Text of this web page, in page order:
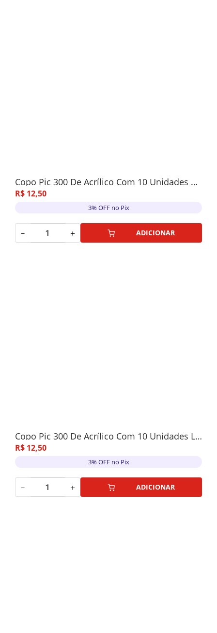
Copo Pic 300 De Acrílico Com 10 Unidades Azul
R$ 12,50
3% OFF no Pix
－ ＋ ADICIONAR
Copo Pic 300 De Acrílico Com 10 Unidades Laranja Neon
R$ 12,50
3% OFF no Pix
－ ＋ ADICIONAR